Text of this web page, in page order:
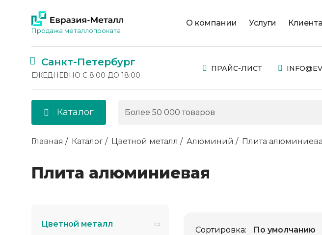
Продажа металлопроката
О компании Услуги
Санкт-Петербург
ЕЖЕДНЕВНО С 8:00 ДО 18:00
ПРАЙС-ЛИСТ
Каталог
Главная Каталог Цветной металл Алюминий Плита
Плита алюминиевая
Цветной металл
Сортировка: